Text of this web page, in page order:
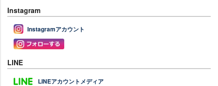
Instagram
Instagramアカウント
LINE
LINEアカウントメディア